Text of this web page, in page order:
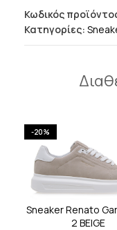
Κωδικός
Κατηγορίες:
-20%
Sneaker Renato
2 BEIGE